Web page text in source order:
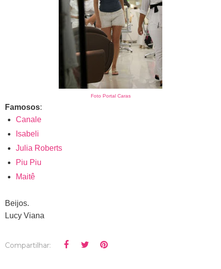
Foto Portal Caras
Famosos:
Canale
Isabeli
Julia Roberts
Piu Piu
Maitê
Beijos.
Lucy Viana
Compartilhar: